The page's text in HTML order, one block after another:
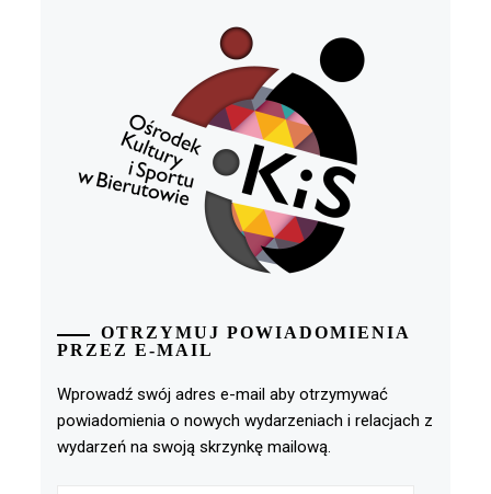
OTRZYMUJ POWIADOMIENIA
PRZEZ E-MAIL
Wprowadź swój adres e-mail aby otrzymywać
powiadomienia o nowych wydarzeniach i relacjach z
wydarzeń na swoją skrzynkę mailową.